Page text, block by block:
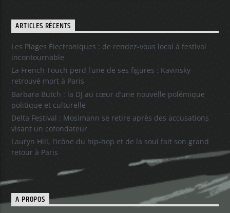
ARTICLES RÉCENTS
Les Plages Électroniques : de rendez-vous local à festival
incontournable
La French Touch perd l’une de ses figures : Kavinsky
retrouvé mort à Paris
Barbara Butch : la DJ au cœur d’une nouvelle polémique
politique et culturelle
Delta Festival : Mosimann se retire après des accusations
visant un cofondateur
Lauryn Hill, l’icône du hip-hop et de la soul fait son grand
retour à Paris
A PROPOS